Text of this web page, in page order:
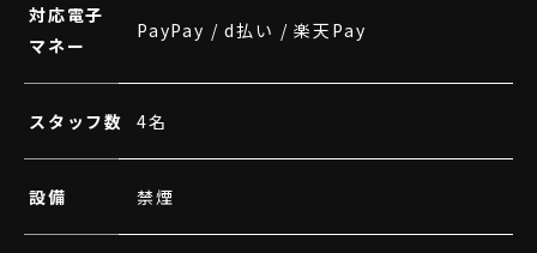
対応電子
マネー
PayPay / d払い / 楽天Pay
スタッフ数 4名
設備 禁煙